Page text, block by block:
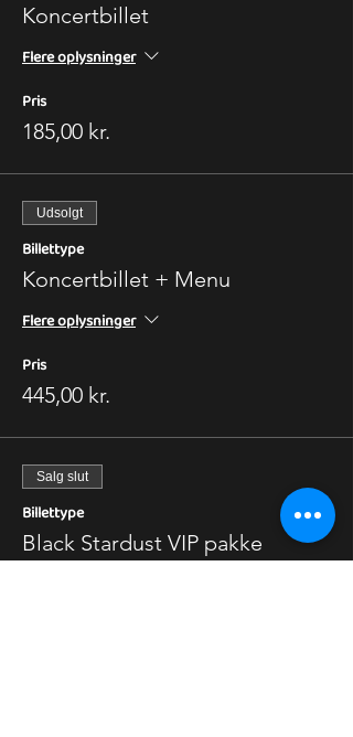
Koncertbillet
Flere oplysninger
Pris
185,00 kr.
Udsolgt
Billettype
Koncertbillet + Menu
Flere oplysninger
Pris
445,00 kr.
Salg slut
Billettype
Black Stardust VIP pakke